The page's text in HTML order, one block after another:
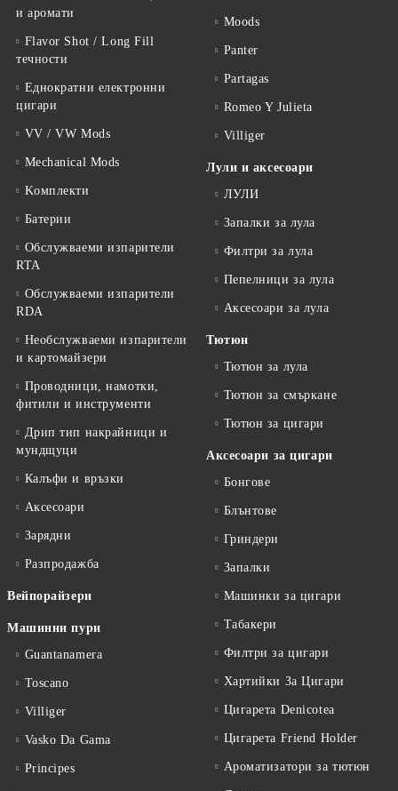
и аромати
Flavor Shot / Long Fill
течности
Еднократни електронни
цигари
VV / VW Mods
Mechanical Mods
Kомплекти
Батерии
Обслужваеми изпарители
RTA
Обслужваеми изпарители
RDA
Необслужваеми изпарители
и картомайзери
Проводници, намотки,
фитили и инструменти
Дрип тип накрайници и
мундщуци
Калъфи и връзки
Аксесоари
Зарядни
Разпродажба
Вейпорайзери
Машинни пури
Guantanamera
Toscano
Villiger
Vasko Da Gama
Principes
Moods
Panter
Partagas
Romeo Y Julieta
Villiger
Лули и аксесоари
ЛУЛИ
Запалки за лула
Филтри за лула
Пепелници за лула
Аксесоари за лула
Тютюн
Тютюн за лула
Тютюн за смъркане
Тютюн за цигари
Аксесоари за цигари
Бонгове
Блънтове
Гриндери
Запалки
Машинки за цигари
Табакери
Филтри за цигари
Хартийки За Цигари
Цигарета Denicotea
Цигарета Friend Holder
Ароматизатори за тютюн